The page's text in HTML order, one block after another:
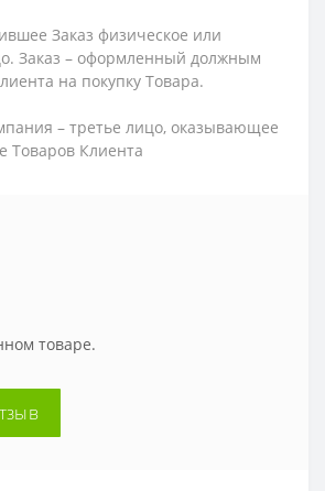
Заказ физическое или
Заказ – оформленный должным
на покупку Товара.
– третье лицо, оказывающее
Товаров Клиента
товаре.